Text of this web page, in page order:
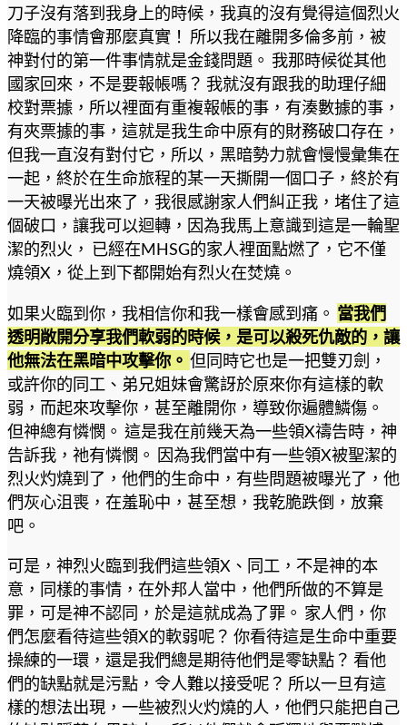
刀子沒有落到我身上的時候，我真的沒有覺得這個烈火
降臨的事情會那麼真實！ 所以我在離開多倫多前，被
神對付的第一件事情就是金錢問題。 我那時候從其他
國家回來，不是要報帳嗎？ 我就沒有跟我的助理仔細
校對票據，所以裡面有重複報帳的事，有湊數據的事，
有夾票據的事，這就是我生命中原有的財務破口存在，
但我一直沒有對付它，所以，黑暗勢力就會慢慢彙集在
一起，終於在生命旅程的某一天撕開一個口子，終於有
一天被曝光出來了，我很感謝家人們糾正我，堵住了這
個破口，讓我可以迴轉，因為我馬上意識到這是一輪聖
潔的烈火， 已經在MHSG的家人裡面點燃了，它不僅
燒領X，從上到下都開始有烈火在焚燒。
如果火臨到你，我相信你和我一樣會感到痛。 當我們
透明敞開分享我們軟弱的時候，是可以殺死仇敵的，讓
他無法在黑暗中攻擊你。 但同時它也是一把雙刃劍，
或許你的同工、弟兄姐妹會驚訝於原來你有這樣的軟
弱，而起來攻擊你，甚至離開你，導致你遍體鱗傷。
但神總有憐憫。 這是我在前幾天為一些領X禱告時，神
告訴我，祂有憐憫。 因為我們當中有一些領X被聖潔的
烈火灼燒到了，他們的生命中，有些問題被曝光了，他
們灰心沮喪，在羞恥中，甚至想，我乾脆跌倒，放棄
吧。
可是，神烈火臨到我們這些領X、同工，不是神的本
意，同樣的事情，在外邦人當中，他們所做的不算是
罪，可是神不認同，於是這就成為了罪。 家人們，你
們怎麼看待這些領X的軟弱呢？ 你看待這是生命中重要
操練的一環，還是我們總是期待他們是零缺點？ 看他
們的缺點就是污點，令人難以接受呢？ 所以一旦有這
樣的想法出現，一些被烈火灼燒的人，他們只能把自己